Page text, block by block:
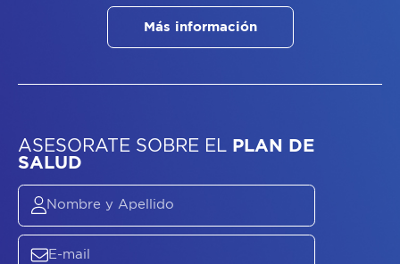
Más información
ASESORATE SOBREELPLAN DE
SALUD